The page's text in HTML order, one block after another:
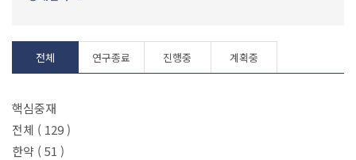
전체 연구종료 진행중 계획중
핵심중재
전체 ( 129 )
한약 ( 51 )